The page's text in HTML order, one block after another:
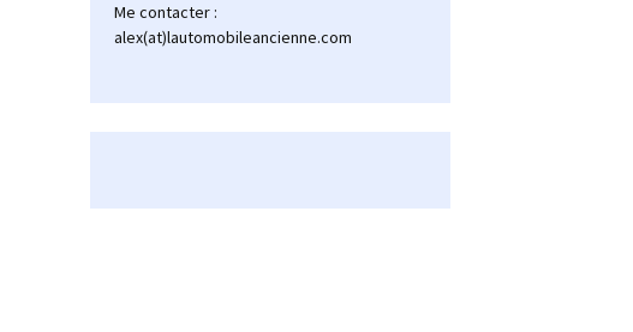
Me contacter :
alex(at)lautomobileancienne.com